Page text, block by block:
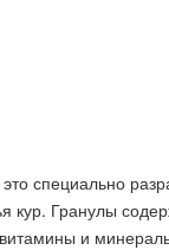
специально
кур. Гранулы
и